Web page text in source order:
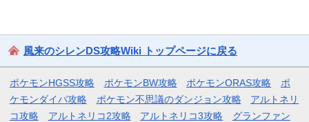
風来のシレンDS攻略Wiki トップページに戻る
ポケモンHGSS攻略 ポケモンBW攻略 ポケモンORAS攻略
ポ
ケモンダイパ攻略
ポケモン不思議のダンジョン攻略
アルトネリ
コ攻略
アルトネリコ2攻略 アルトネリコ3攻略
グランファン